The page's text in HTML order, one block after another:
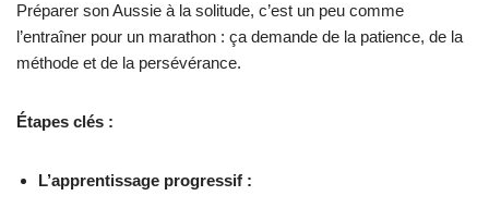
Préparer son Aussie à la solitude, c’est un peu comme
l’entraîner pour un marathon : ça demande de la patience, de la
méthode et de la persévérance.
Étapes clés :
L’apprentissage progressif :